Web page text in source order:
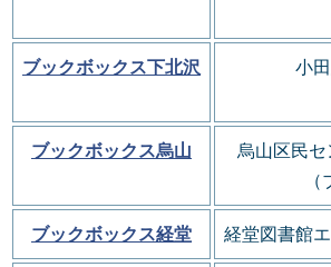
ブックボックス下北沢 小
ブックボックス烏山 烏山区民
ブックボックス経堂 経堂図書館